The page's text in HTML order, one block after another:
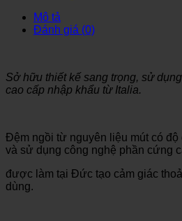
Mô tả
Đánh giá (0)
Sở hữu thiết kế sang trọng, sử
cao cấp nhập khẩu từ Italia.
Đệm ngồi từ nguyên liệu mút có
và sử dụng công nghệ phần cứng
được làm tại Đức tạo cảm giác
dùng.